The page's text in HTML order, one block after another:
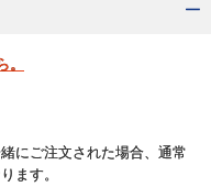
にご注文された場合、通常
ます。